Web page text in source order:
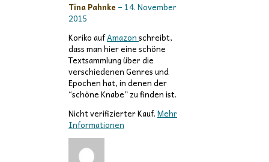
Tina Pahnke – 14. November
2015
Koriko aufAmazonschreibt,
dass man hier eine schöne
Textsammlung über die
verschiedenen Genres und
Epochen hat, in denen der
“schöne Knabe” zu finden ist.
Nicht verifizierter Kauf.Mehr
Informationen